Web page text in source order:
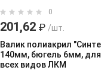
0
201,62 ₽ /шт.
Валик полиакрил
140мм, бюгель 6мм, для
всех видов ЛКМ